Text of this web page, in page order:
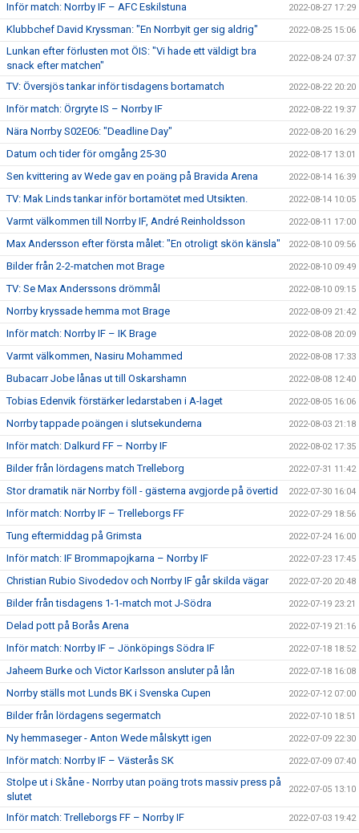
Inför match: Norrby IF – AFC Eskilstuna 2022-08-27 17:29
Klubbchef David Kryssman: "En Norrbyit ger sig aldrig" 2022-08-25 15:06
Lunkan efter förlusten mot ÖIS: "Vi hade ett väldigt bra
snack efter matchen"
2022-08-24 07:37
TV: Översjös tankar inför tisdagens bortamatch 2022-08-22 20:20
Inför match: Örgryte IS – Norrby IF 2022-08-22 19:37
Nära Norrby S02E06: "Deadline Day" 2022-08-20 16:29
Datum och tider för omgång 25-30 2022-08-17 13:01
Sen kvittering av Wede gav en poäng på Bravida Arena 2022-08-14 16:39
TV: Mak Linds tankar inför bortamötet med Utsikten. 2022-08-14 10:05
Varmt välkommen till Norrby IF, André Reinholdsson 2022-08-11 17:00
Max Andersson efter första målet: "En otroligt skön känsla" 2022-08-10 09:56
Bilder från 2-2-matchen mot Brage 2022-08-10 09:49
TV: Se Max Anderssons drömmål 2022-08-10 09:15
Norrby kryssade hemma mot Brage 2022-08-09 21:42
Inför match: Norrby IF – IK Brage 2022-08-08 20:09
Varmt välkommen, Nasiru Mohammed 2022-08-08 17:33
Bubacarr Jobe lånas ut till Oskarshamn 2022-08-08 12:40
Tobias Edenvik förstärker ledarstaben i A-laget 2022-08-05 16:06
Norrby tappade poängen i slutsekunderna 2022-08-03 21:18
Inför match: Dalkurd FF – Norrby IF 2022-08-02 17:35
Bilder från lördagens match Trelleborg 2022-07-31 11:42
Stor dramatik när Norrby föll - gästerna avgjorde på övertid 2022-07-30 16:04
Inför match: Norrby IF – Trelleborgs FF 2022-07-29 18:56
Tung eftermiddag på Grimsta 2022-07-24 16:00
Inför match: IF Brommapojkarna – Norrby IF 2022-07-23 17:45
Christian Rubio Sivodedov och Norrby IF går skilda vägar 2022-07-20 20:48
Bilder från tisdagens 1-1-match mot J-Södra 2022-07-19 23:21
Delad pott på Borås Arena 2022-07-19 21:16
Inför match: Norrby IF – Jönköpings Södra IF 2022-07-18 18:52
Jaheem Burke och Victor Karlsson ansluter på lån 2022-07-18 16:08
Norrby ställs mot Lunds BK i Svenska Cupen 2022-07-12 07:00
Bilder från lördagens segermatch 2022-07-10 18:51
Ny hemmaseger - Anton Wede målskytt igen 2022-07-09 22:30
Inför match: Norrby IF – Västerås SK 2022-07-09 07:40
Stolpe ut i Skåne - Norrby utan poäng trots massiv press på
slutet
2022-07-05 13:10
Inför match: Trelleborgs FF – Norrby IF 2022-07-03 19:42